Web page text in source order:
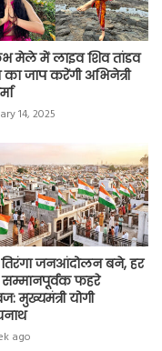
मेले में लाइव शिव तांडव
का जाप करेंगी अभिनेत्री
14, 2025
तिरंगा जनआंदोलन बने, हर
सम्मानपूर्वक फहरे
मुख्यमंत्री योगी
ago